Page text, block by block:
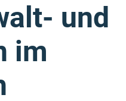
und
im